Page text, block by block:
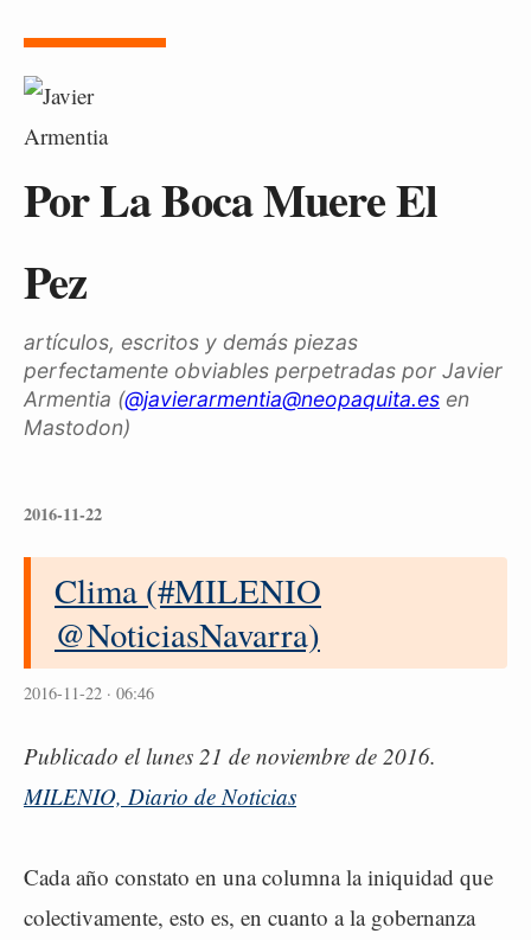
Por La Boca Muere El
Pez
artículos, escritos y demás piezas
perfectamente obviables perpetradas por Javier
Armentia (@javierarmentia@neopaquita.es en
Mastodon)
2016-11-22
Clima (#MILENIO
@NoticiasNavarra)
2016-11-22 · 06:46
Publicado el lunes 21 de noviembre de 2016.
MILENIO, Diario de Noticias
Cada año constato en una columna la iniquidad que
colectivamente, esto es, en cuanto a la gobernanza